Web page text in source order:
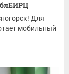
Для
мобильный